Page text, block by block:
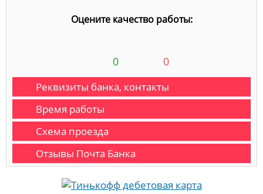
Оцените качество работы:
0 0
Реквизиты банка, контакты
Время работы
Схема проезда
Отзывы Почта Банка